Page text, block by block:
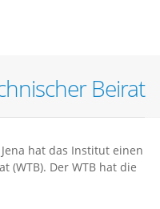
Beirat
hat das Institut einen
(WTB). Der WTB hat die